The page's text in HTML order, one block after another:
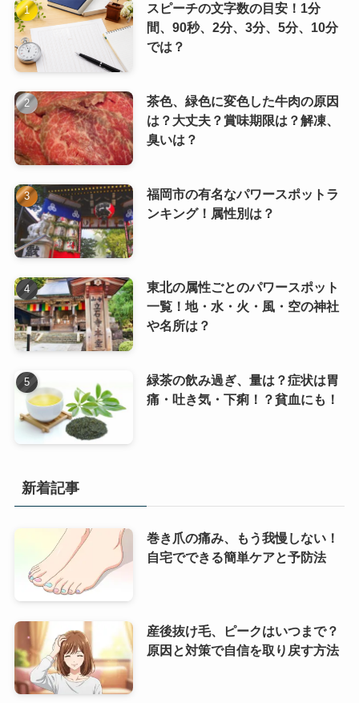
スピーチの文字数の目安！1分
間、90秒、2分、3分、5分、10分
では？
茶色、緑色に変色した牛肉の原因
は？大丈夫？賞味期限は？解凍、
臭いは？
福岡市の有名なパワースポットラ
ンキング！属性別は？
東北の属性ごとのパワースポット
一覧！地・水・火・風・空の神社
や名所は？
緑茶の飲み過ぎ、量は？症状は胃
痛・吐き気・下痢！？貧血にも！
新着記事
巻き爪の痛み、もう我慢しない！
自宅でできる簡単ケアと予防法
産後抜け毛、ピークはいつまで？
原因と対策で自信を取り戻す方法